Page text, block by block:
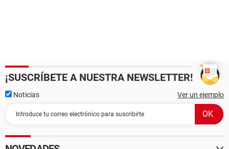
¡SUSCRÍBETE A NUESTRA NEWSLETTER!
Noticias Ver un ejemplo